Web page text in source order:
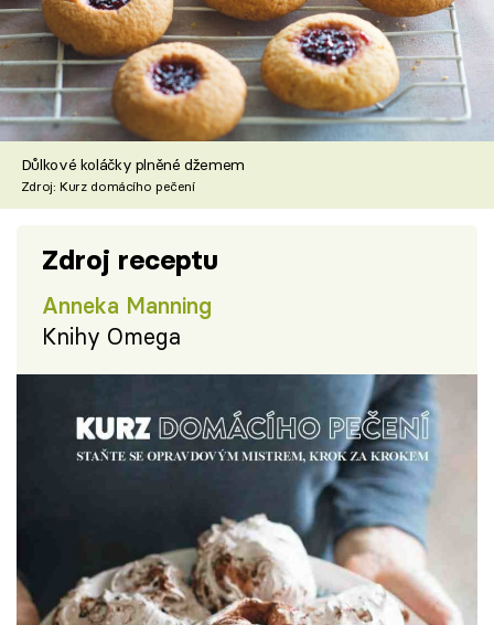
Důlkové koláčky plněné džemem
Zdroj: Kurz domácího pečení
Zdroj receptu
Anneka Manning
Knihy Omega